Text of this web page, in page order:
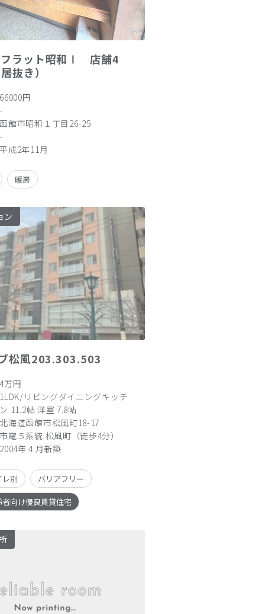
フラット昭和Ⅰ 店舗4
抜き）
66000円
-
函館市昭和１丁目26-25
-
平成2年11月
暖房
ン
松風203.303.503
4万円
1LDK/リビングダイニングキッチ
ン 11.2帖 洋室 7.8帖
北海道函館市松風町18-17
市電５系統 松風町（徒歩4分）
2004年４月新築
別 バリアフリー
向け優良賃貸住宅